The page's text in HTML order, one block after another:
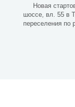
Новая
шоссе, вл. 55 в
переселения по